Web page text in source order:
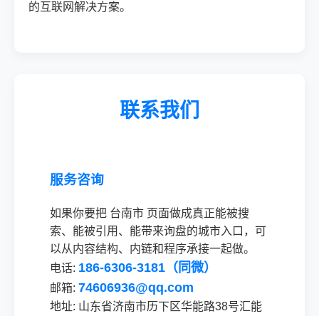
的互联网解决方案。
联系我们
服务咨询
如果你要把 台南市 页面做成真正能被搜
索、能被引用、能带来询盘的城市入口，可
以从内容结构、内链和程序承接一起做。
电话: 186-6306-3181（同微）
邮箱: 74606936@qq.com
地址: 山东省济南市历下区华能路38号汇能